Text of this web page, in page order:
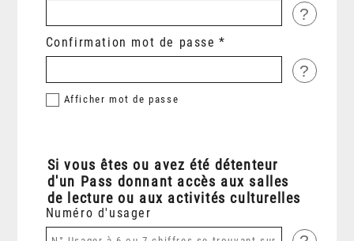
?
Confirmation mot de passe
?
Afficher mot de passe
Si vous êtes ou avez été détenteur
d'un Pass donnant accès aux salles
de lecture ou aux activités culturelles
Numéro d'usager